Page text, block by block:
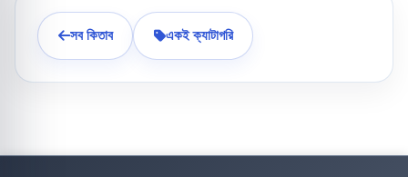
সব কিতাব একই ক্যাটাগরি